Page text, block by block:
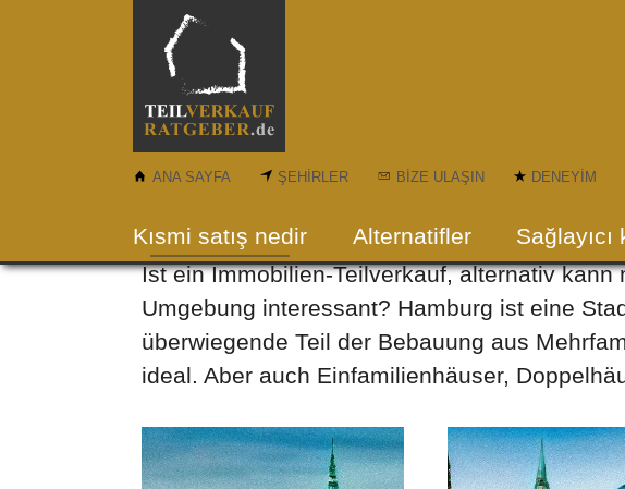
Skip to main content
ANA SAYFA ŞEHIRLER BIZE ULAŞIN DENEYIM
Kısmi satış nedir Alternatifler Sağlayıcı
Immobilien-Teilverkauf /
Ist ein Immobilien-Teilverkauf, alternativ
Umgebung interessant? Hamburg ist eine
überwiegende Teil der Bebauung aus
ideal. Aber auch Einfamilienhäuser,